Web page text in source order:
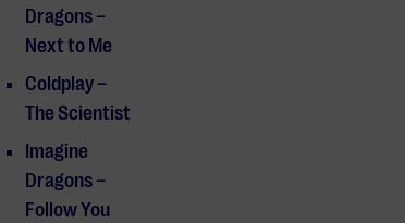
Dragons –
Next to Me
Coldplay –
The Scientist
Imagine
Dragons –
Follow You